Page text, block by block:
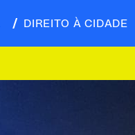
DIREITO À CIDADE